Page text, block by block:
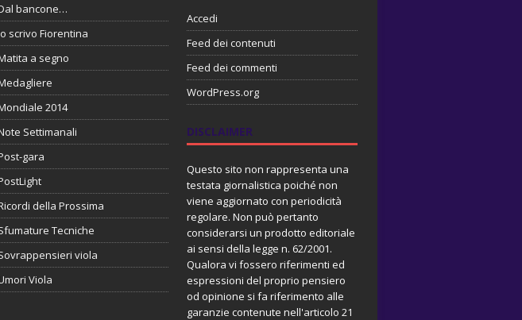
bancone…
scrivo Fiorentina
a segno
2014
Settimanali
gara
della Prossima
Tecniche
viola
Viola
Accedi
Feed dei contenuti
Feed dei commenti
WordPress.org
DISCLAIMER
Questo sito non rappresenta una
testata giornalistica poiché non
viene aggiornato con periodicità
regolare. Non può pertanto
considerarsi un prodotto editoriale
ai sensi della legge n. 62/2001.
Qualora vi fossero riferimenti ed
espressioni del proprio pensiero
od opinione si fa riferimento alle
garanzie contenute nell'articolo 21